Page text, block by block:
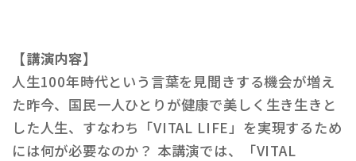
【講演内容】
人生100年時代という言葉を見聞きする機会が増え
た昨今、国民一人ひとりが健康で美しく生き生きと
した人生、すなわち「VITAL LIFE」を実現するため
には何が必要なのか？ 本講演では、「VITAL